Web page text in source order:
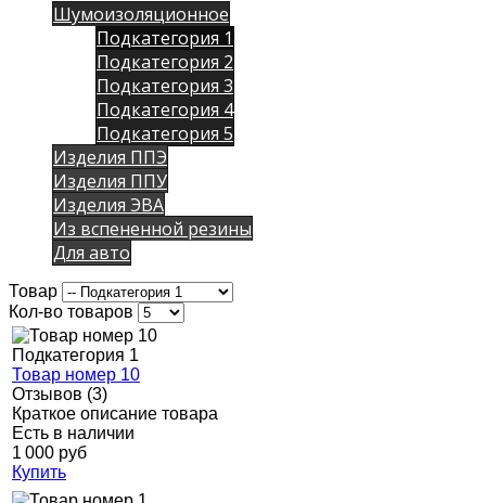
Шумоизоляционное
Подкатегория 1
Подкатегория 2
Подкатегория 3
Подкатегория 4
Подкатегория 5
Изделия ППЭ
Изделия ППУ
Изделия ЭВА
Из вспененной резины
Для авто
Товар
Кол-во товаров
Подкатегория 1
Товар номер 10
Отзывов (3)
Краткое описание товара
Есть в наличии
1 000 руб
Купить